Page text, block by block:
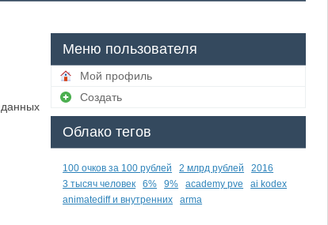
данных
Меню пользователя
Мой профиль
Создать
Облако тегов
100 очков за 100 рублей 2 млрд рублей
2016
3 тысяч человек
6% 9% academy pve
ai kodex
animatediff и внутренних
arma